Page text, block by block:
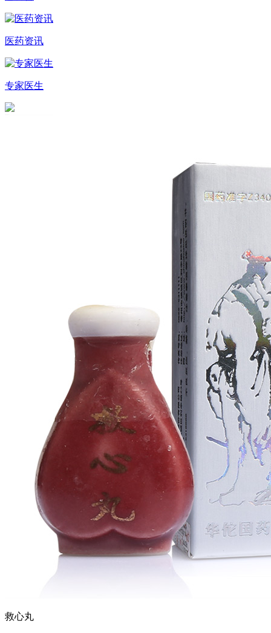
医药资讯
专家医生
救心丸